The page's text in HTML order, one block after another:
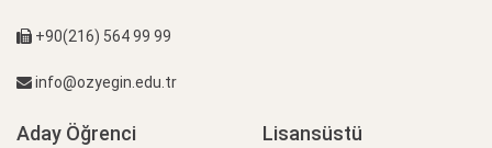
+90(216) 564 99 99
info@ozyegin.edu.tr
Aday Öğrenci Lisansüstü